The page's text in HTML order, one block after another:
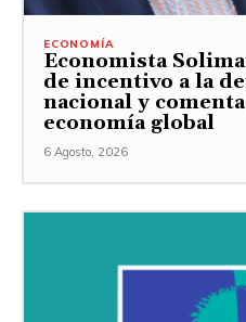
ECONOMÍA
Economista
de incentivo a la
nacional y
economía global
6 Agosto, 2026